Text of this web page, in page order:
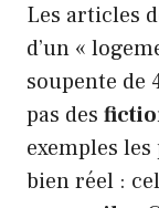
Les articles
d’un «
soupente de
pas des
exemples
bien réel :